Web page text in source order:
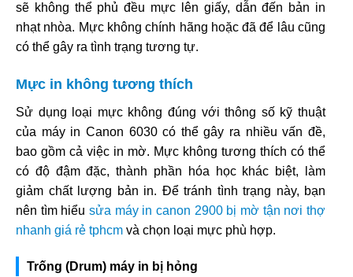
sẽ không thể phủ đều mực lên giấy, dẫn đến bản in
nhạt nhòa. Mực không chính hãng hoặc đã để lâu cũng
có thể gây ra tình trạng tương tự.
Mực in không tương thích
Sử dụng loại mực không đúng với thông số kỹ thuật
của máy in Canon 6030 có thể gây ra nhiều vấn đề,
bao gồm cả việc in mờ. Mực không tương thích có thể
có độ đậm đặc, thành phần hóa học khác biệt, làm
giảm chất lượng bản in. Để tránh tình trạng này, bạn
nên tìm hiểu sửa máy in canon 2900 bị mờ tận nơi thợ
nhanh giá rẻ tphcm và chọn loại mực phù hợp.
Trống (Drum) máy in bị hỏng